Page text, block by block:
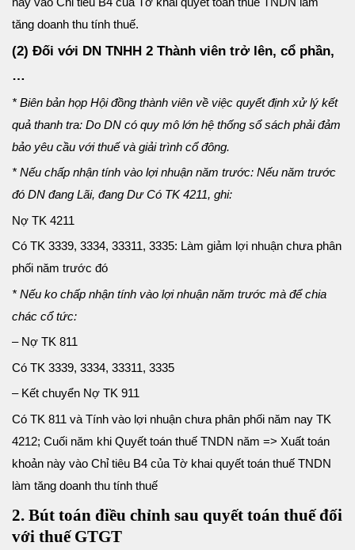
tăng doanh thu tính thuế.
(2) Đối với DN TNHH 2 Thành viên trở lên, cổ phần,
…
* Biên bản họp Hội đồng thành viên về việc quyết định xử lý kết
quả thanh tra: Do DN có quy mô lớn hệ thống sổ sách phải đảm
bảo yêu cầu với thuế và giải trình cổ đông.
* Nếu chấp nhận tính vào lợi nhuận năm trước: Nếu năm trước
đó DN đang Lãi, đang Dư Có TK 4211, ghi:
Nợ TK 4211
Có TK 3339, 3334, 33311, 3335: Làm giảm lợi nhuận chưa phân
phối năm trước đó
* Nếu ko chấp nhận tính vào lợi nhuận năm trước mà để chia
chác cổ tức:
– Nợ TK 811
Có TK 3339, 3334, 33311, 3335
– Kết chuyển Nợ TK 911
Có TK 811 và Tính vào lợi nhuận chưa phân phối năm nay TK
4212; Cuối năm khi Quyết toán thuế TNDN năm => Xuất toán
khoản này vào Chỉ tiêu B4 của Tờ khai quyết toán thuế TNDN
làm tăng doanh thu tính thuế
2. Bút toán điều chỉnh sau quyết toán thuế đối
với thuế GTGT